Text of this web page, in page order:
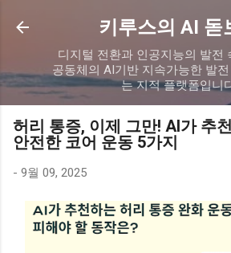
기본 콘텐츠로 건너
키루스의 AI 돋
디지털 전환과 인공지능의 발전
공동체의 AI기반 지속가능한 발
는 지적 플랫폼입니
허리 통증, 이제 그만! AI가 추
안전한 코어 운동 5가지
- 9월 09, 2025